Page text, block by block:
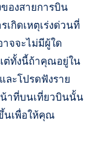
องสายการบิน
เกิดเหตุเร่งด่วนที่
จจะไม่มีผู้ใด
ต่ทั้งนี้ถ้าคุณอยู่ใน
ะโปรดฟังราย
น้าที่บนเที่ยวบินนั้น
นเพื่อให้คุณ